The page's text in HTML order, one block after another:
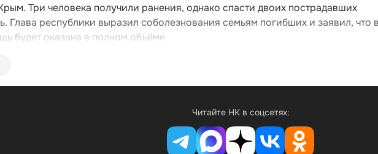
Три человека получили ранения, однако спасти двоих пострадавших
Глава республики выразил соболезнования семьям погибших и заявил, что
будет оказана в полном объёме.
Читайте НК в соцсетях: